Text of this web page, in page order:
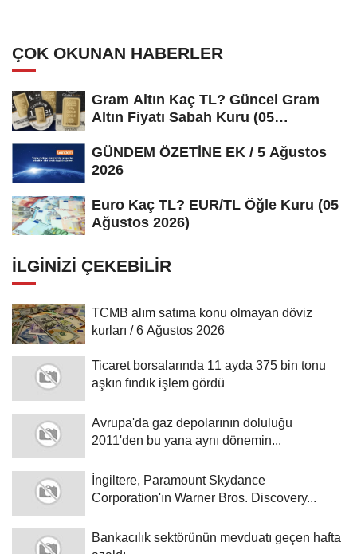
ÇOK OKUNAN HABERLER
Gram Altın Kaç TL? Güncel Gram
Altın Fiyatı Sabah Kuru (05
GÜNDEM ÖZETİNE EK / 5 Ağustos
2026
Euro Kaç TL? EUR/TL Öğle Kuru (05
Ağustos 2026)
İLGINIZI ÇEKEBILIR
TCMB alım satıma konu olmayan döviz
kurları / 6 Ağustos 2026
Ticaret borsalarında 11 ayda 375 bin tonu
aşkın fındık işlem gördü
Avrupa'da gaz depolarının doluluğu
2011'den bu yana aynı dönemin...
İngiltere, Paramount Skydance
Corporation'ın Warner Bros. Discovery...
Bankacılık sektörünün mevduatı geçen hafta